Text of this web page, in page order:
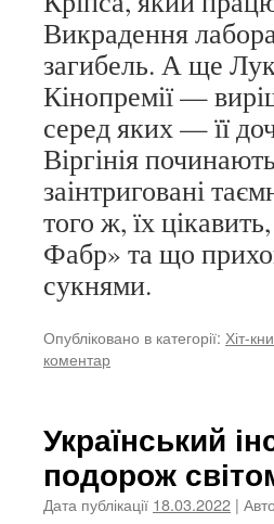
Викрадення
загибель. А ще
Кінопремії —
серед яких — її
Віргінія
заінтриговані
того ж, їх
Фабр» та що
сукнями.
Опубліковано в категорії: Хіт-
коментар
Український
подорож
Дата публікації 18.03.2022 |